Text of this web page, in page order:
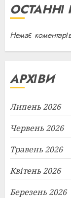
ОСТАННІ
Немає
АРХІВИ
Липень 2026
Червень 2026
Травень 2026
Квітень 2026
Березень 2026